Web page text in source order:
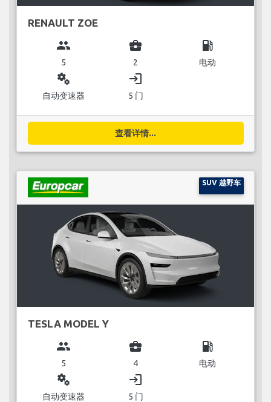
RENAULT ZOE
group
5
business_center
2
local_gas_station
电动
miscellaneous_services
自动变速器
login
5 门
查看详情...
SUV 越野车
TESLA MODEL Y
group
5
business_center
4
local_gas_station
电动
miscellaneous_services
自动变速器
login
5 门